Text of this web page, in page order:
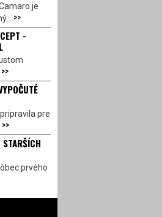
je
>>
-
>>
pre
>>
prvého